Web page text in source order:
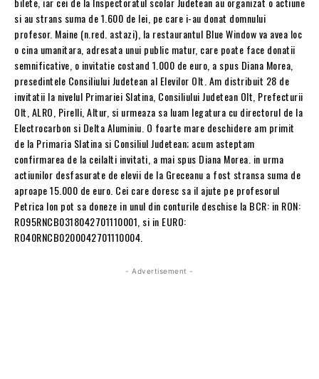
si au strans suma de 1.600 de lei, pe care i-au donat domnului
profesor. Maine (n.red. astazi), la restaurantul Blue Window va avea loc
o cina umanitara, adresata unui public matur, care poate face donatii
semnificative, o invitatie costand 1.000 de euro, a spus Diana Morea,
presedintele Consiliului Judetean al Elevilor Olt. Am distribuit 28 de
invitatii la nivelul Primariei Slatina, Consiliului Judetean Olt, Prefecturii
Olt, ALRO, Pirelli, Altur, si urmeaza sa luam legatura cu directorul de la
Electrocarbon si Delta Aluminiu. O foarte mare deschidere am primit
de la Primaria Slatina si Consiliul Judetean; acum asteptam
confirmarea de la ceilalti invitati, a mai spus Diana Morea. in urma
actiunilor desfasurate de elevii de la Greceanu a fost stransa suma de
aproape 15.000 de euro. Cei care doresc sa il ajute pe profesorul
Petrica Ion pot sa doneze in unul din conturile deschise la BCR: in RON:
RO95RNCB0318042701110001, si in EURO:
RO40RNCB0200042701110004.
- Advertisement -